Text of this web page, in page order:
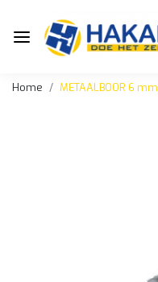
Home METAALBOOR 6 mm